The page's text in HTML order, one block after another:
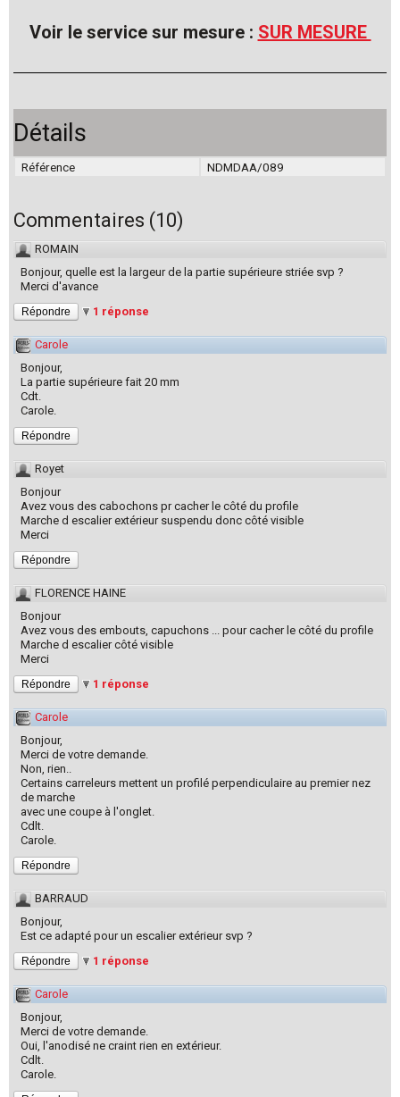
Voir le service sur mesure : SUR MESURE
Détails
Référence NDMDAA/089
Commentaires (10)
ROMAIN
Bonjour, quelle est la largeur de la partie supérieure striée svp ?
Merci d'avance
Répondre 1 réponse
Carole
Bonjour,
La partie supérieure fait 20 mm
Cdt.
Carole.
Répondre
Royet
Bonjour
Avez vous des cabochons pr cacher le côté du profile
Marche d escalier extérieur suspendu donc côté visible
Merci
Répondre
FLORENCE HAINE
Bonjour
Avez vous des embouts, capuchons ... pour cacher le côté du profile
Marche d escalier côté visible
Merci
Répondre 1 réponse
Carole
Bonjour,
Merci de votre demande.
Non, rien..
Certains carreleurs mettent un profilé perpendiculaire au premier nez
de marche
avec une coupe à l'onglet.
Cdlt.
Carole.
Répondre
BARRAUD
Bonjour,
Est ce adapté pour un escalier extérieur svp ?
Répondre 1 réponse
Carole
Bonjour,
Merci de votre demande.
Oui, l'anodisé ne craint rien en extérieur.
Cdlt.
Carole.